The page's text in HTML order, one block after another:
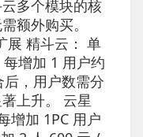
多个模块的核
额外购买。
展 精斗云： 单
增加 1 用户约
，用户数需分
上升。 云星
增加 1PC 用户